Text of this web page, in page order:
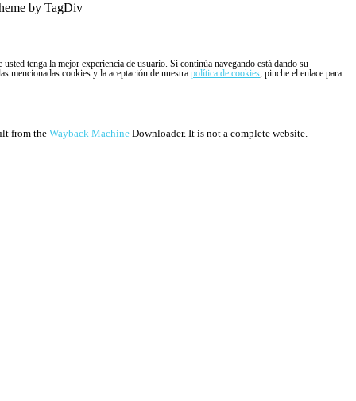
by TagDiv
tenga la mejor experiencia de usuario. Si continúa navegando está dando su
mencionadas cookies y la aceptación de nuestra política de cookies, pinche el enlace para
from the Wayback Machine Downloader. It is not a complete website.